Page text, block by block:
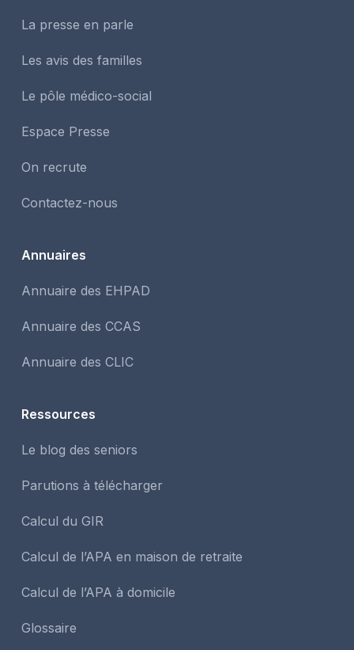
La presse en parle
Les avis des familles
Le pôle médico-social
Espace Presse
On recrute
Contactez-nous
Annuaires
Annuaire des EHPAD
Annuaire des CCAS
Annuaire des CLIC
Ressources
Le blog des seniors
Parutions à télécharger
Calcul du GIR
Calcul de l’APA en maison de retraite
Calcul de l’APA à domicile
Glossaire